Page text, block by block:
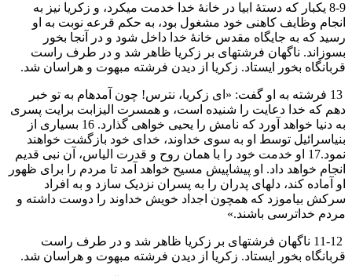
8-9 يكبار كه دستهٔ ابيا در خانهٔ خدا خدمت میكرد، و زكريا نيز به
انجام وظايف كاهنی خود مشغول بود، به حكم قرعه نوبت به او
رسيد كه به جايگاه مقدس خانهٔ خدا داخل شود و در آنجا بخور
بسوزاند. ناگهان فرشتهای بر زكريا ظاهر شد و در طرف راست
قربانگاه بخور ايستاد. زكريا از ديدن فرشته مبهوت و هراسان شد.
13 فرشته به او گفت: «ای زكريا، نترس! چون آمدهام به تو خبر
دهم كه خدا دعايت را شنيده است، و همسرت اليزابت برايت پسری
به دنیا خواهد آورد كه نامش را يحيی خواهی گذارد. 16 بسياری از
بنیاسرائيل توسط او به سوی خداوند، خدای خود بازگشت خواهند
نمود.17 او خدمت خود را با همان روح و قدرت الياس، آن نبی قديم
انجام خواهد داد. او پيشاپيش مسيح خواهد آمد تا مردم را برای ظهور
او آماده كند، دلهای پدران را به پسران نزديک سازد و به افراد
سركش بياموزد كه همچون اجداد خويش خداوند را دوست داشته و
مردم خداترسی باشند.»
11-12 ناگهان فرشتهای بر زكريا ظاهر شد و در طرف راست
قربانگاه بخور ايستاد. زكريا از ديدن فرشته مبهوت و هراسان شد.